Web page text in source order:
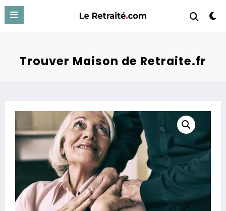
Aller
contenu
Trouver Maison de Retraite.fr